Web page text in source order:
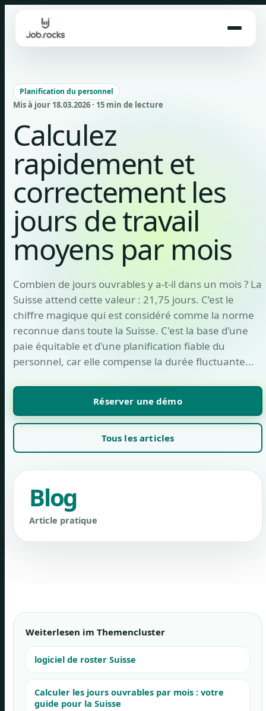
content
Planification du personnel
Mis à jour 18.03.2026 · 15 min de lecture
Calculez
rapidement et
correctement les
jours de travail
moyens par mois
Combien de jours ouvrables y a-t-il dans un mois ? La
Suisse attend cette valeur : 21,75 jours. C’est le
chiffre magique qui est considéré comme la norme
reconnue dans toute la Suisse. C'est la base d'une
paie équitable et d'une planification fiable du
personnel, car elle compense la durée fluctuante...
Réserver une démo
Tous les articles
Blog
Article pratique
Weiterlesen im Themencluster
logiciel de roster Suisse
Calculer les jours ouvrables par mois : votre
guide pour la Suisse